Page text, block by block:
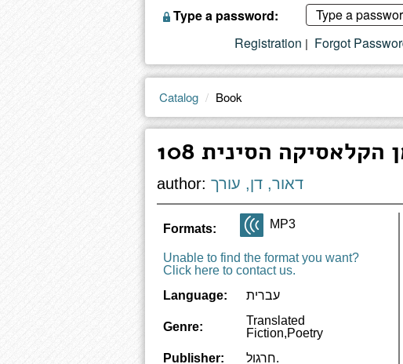
Type a password:
Forgot
|
Registration
Catalog Book
הקלאסיקה הסינית
author: דאור, דן, עורך
Formats: MP3
Unable to find the format you want?
Click here to contact us.
Language:
עברית
Genre:
Translated
Fiction,Poetry
Publisher:
חרגול.